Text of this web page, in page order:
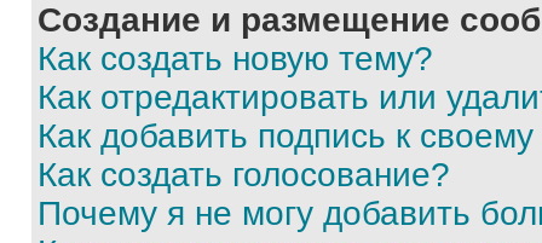
Создание и размещение
Как создать новую тему?
Как отредактировать или
Как добавить подпись к
Как создать голосование?
Почему я не могу добавить